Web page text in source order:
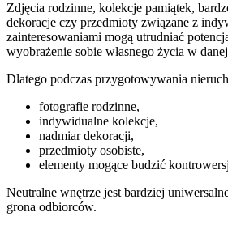
Zdjęcia rodzinne, kolekcje pamiątek,
dekoracje czy przedmioty związane z
zainteresowaniami mogą utrudniać
wyobrażenie sobie własnego życia w
Dlatego podczas przygotowywania
fotografie rodzinne,
indywidualne kolekcje,
nadmiar dekoracji,
przedmioty osobiste,
elementy mogące budzić
Neutralne wnętrze jest bardziej
grona odbiorców.